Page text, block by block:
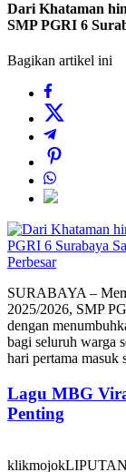
Dari Khataman
SMP PGRI 6
Bagikan artikel ini
Perbesar
SURABAYA –
2025/2026, SMP
dengan
bagi seluruh warga
hari pertama masuk
Lagu MBG
Penting
klikmojokLIPUTAN